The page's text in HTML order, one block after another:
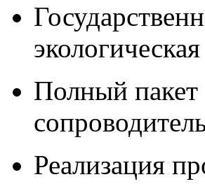
Полный пакет
Реализация